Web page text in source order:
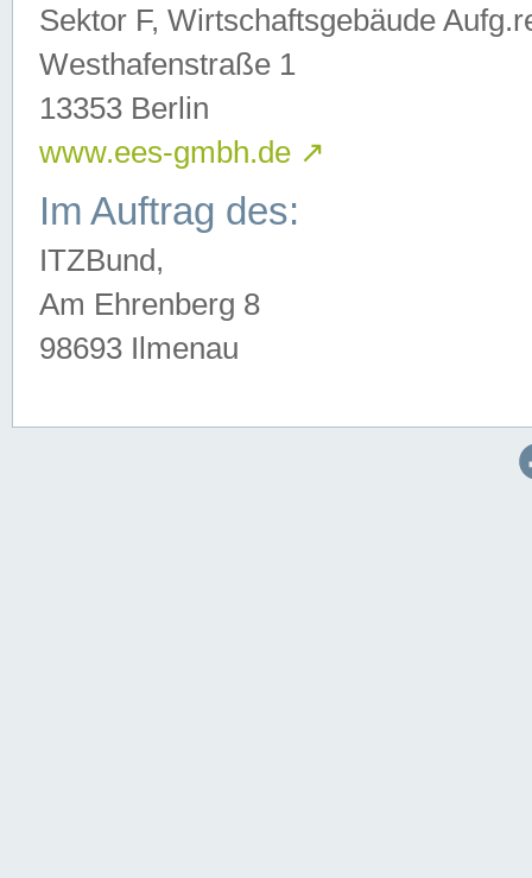
Sektor F, Wirtschaftsgebäude
Westhafenstraße 1
13353 Berlin
www.ees-gmbh.de ↗
Im Auftrag des:
ITZBund,
Am Ehrenberg 8
98693 Ilmenau